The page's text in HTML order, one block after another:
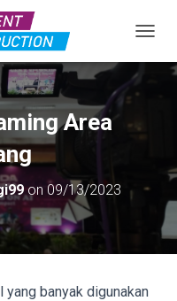
Area
on 09/13/2023
banyak digunakan